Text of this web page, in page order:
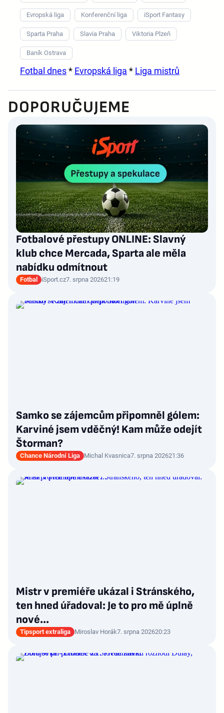
Evropská liga Konferenční liga iSport Fantasy
Sparta Praha Slavia Praha Viktoria Plzeň
Baník Ostrava
Fotbal dnes* Evropská liga * Liga mistrů
DOPORUČUJEME
Fotbalové přestupy ONLINE: Slavný
klub chce Mercada, Sparta ale měla
nabídku odmítnout
Fotbal iSport.cz7. srpna 202621:19
Samko se zájemcům připomněl gólem:
Karviné jsem vděčný! Kam může odejít
Štorman?
Chance Národní Liga Michal Kvasnica7. srpna 202621:36
Mistr v premiéře ukázal i Stránského,
ten hned úřadoval: Je to pro mě úplně
nové…
Tipsport extraliga Miroslav Horák7. srpna 202620:23